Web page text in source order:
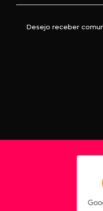
Desejo receber